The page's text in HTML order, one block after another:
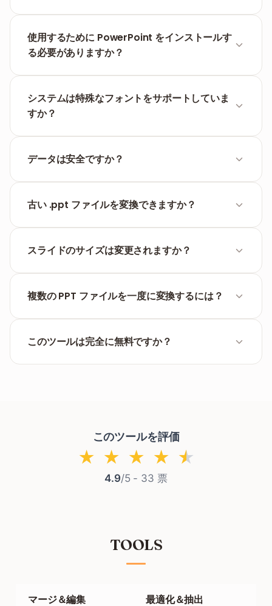
ジションは動作しません。ただし、各スライドの最終
的な画像は完璧に保持されます。
使用するために PowerPoint をインストールす
る必要がありますか？
ファイルをアップロードするだけで、残りの処理は私
たちが担当します。
システムは特殊なフォントをサポートしていま
すか？
イド内のすべてのフォントを PDF に埋め込もうとし
データは安全ですか？
第三者と情報を共有することはありません。
古い .ppt ファイルを変換できますか？
の .pptx ファイルの両方を完全にサポートしていま
スライドのサイズは変更されますか？
は、結果の PDF ファイルで正確に維持されます。
複数の PPT ファイルを一度に変換するには？
きます。システムがそれぞれを変換し、ご希望のドキ
このツールは完全に無料ですか？
このツールを評価
★ ★ ★ ★ ★
4.9/5 - 33 票
TOOLS
マージ＆編集 最適化＆抽出